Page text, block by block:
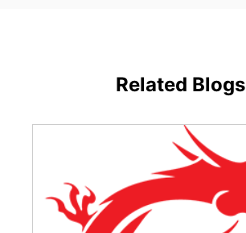
Related Blogs